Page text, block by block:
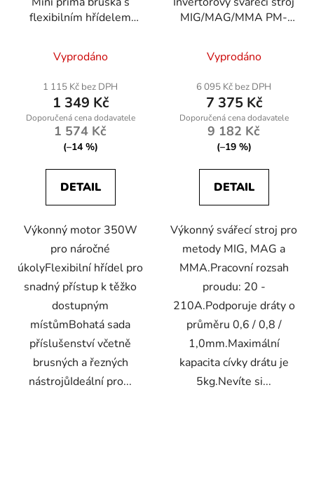
flexibilním hřídelem
Vyprodáno
1 115 Kč bez DPH
1 349 Kč
1 574 Kč
(–14 %)
DETAIL
Výkonný motor 350W
pro náročné
úkolyFlexibilní hřídel pro
snadný přístup k těžko
dostupným
místůmBohatá sada
příslušenství včetně
brusných a řezných
nástrojůIdeální pro...
MIG/MAG/MMA PM-
Vyprodáno
6 095 Kč bez DPH
7 375 Kč
9 182 Kč
(–19 %)
DETAIL
Výkonný svářecí stroj pro
metody MIG, MAG a
MMA.Pracovní rozsah
proudu: 20 -
210A.Podporuje dráty o
průměru 0,6 / 0,8 /
1,0mm.Maximální
kapacita cívky drátu je
5kg.Nevíte si...